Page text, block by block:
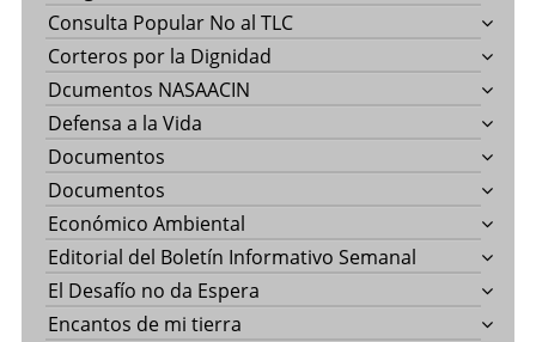
Consulta Popular No al TLC
Corteros por la Dignidad
Dcumentos NASAACIN
Defensa a la Vida
Documentos
Documentos
Económico Ambiental
Editorial del Boletín Informativo Semanal
El Desafío no da Espera
Encantos de mi tierra